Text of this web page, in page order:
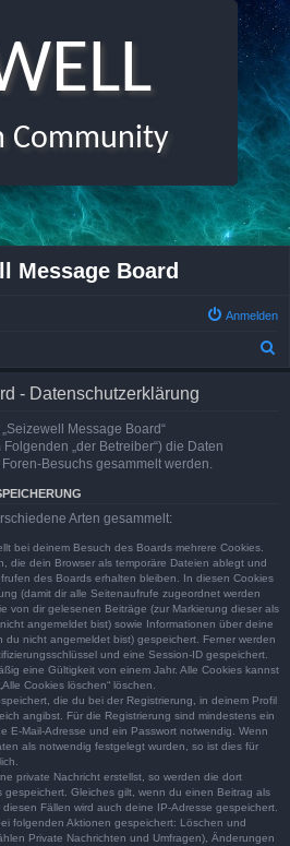
Community
Message Board
Anmelden
- Datenschutzerklärung
Message Board“
„der Betreiber“) die Daten
Besuchs gesammelt werden.
Arten gesammelt:
bei deinem Besuch des Boards mehrere Cookies.
die dein Browser als temporäre Dateien ablegt und
des Boards erhalten bleiben. In diesen Cookies
(damit dir alle Seitenaufrufe zugeordnet werden
von dir gelesenen Beiträge (zur Markierung dieser als
angemeldet bist) sowie Informationen über deine
du nicht angemeldet bist) gespeichert. Ferner werden
und eine Session-ID gespeichert.
eine Gültigkeit von einem Jahr. Alle Cookies kannst
Cookies löschen“ löschen.
die du bei der Registrierung, in deinem Profil
angibst. Für die Registrierung sind mindestens ein
E-Mail-Adresse und ein Passwort notwendig. Wenn
als notwendig festgelegt wurden, so ist dies für
private Nachricht erstellst, so werden die dort
Gleiches gilt, wenn du einen Beitrag als
Fällen wird auch deine IP-Adresse gespeichert.
folgenden Aktionen gespeichert: Löschen und
Private Nachrichten und Umfragen), Änderungen